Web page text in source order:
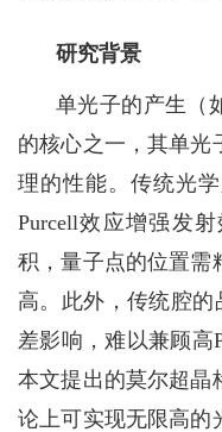
研究背景
单光子的产生（
的核心之一，其单光
理的性能。传统光
Purcell效应增强发
积，量子点的位置需
高。此外，传统腔的
差影响，难以兼顾高
本文提出的莫尔超晶
论上可实现无限高的